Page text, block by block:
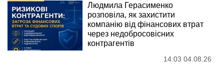
Людмила Герасименко
розповіла, як захистити
компанію від фінансових втрат
через недобросовісних
контрагентів
14:03 04.08.26